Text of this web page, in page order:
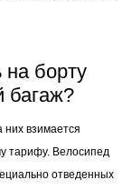
на борту
багаж?
них взимается
тарифу. Велосипед
отведенных